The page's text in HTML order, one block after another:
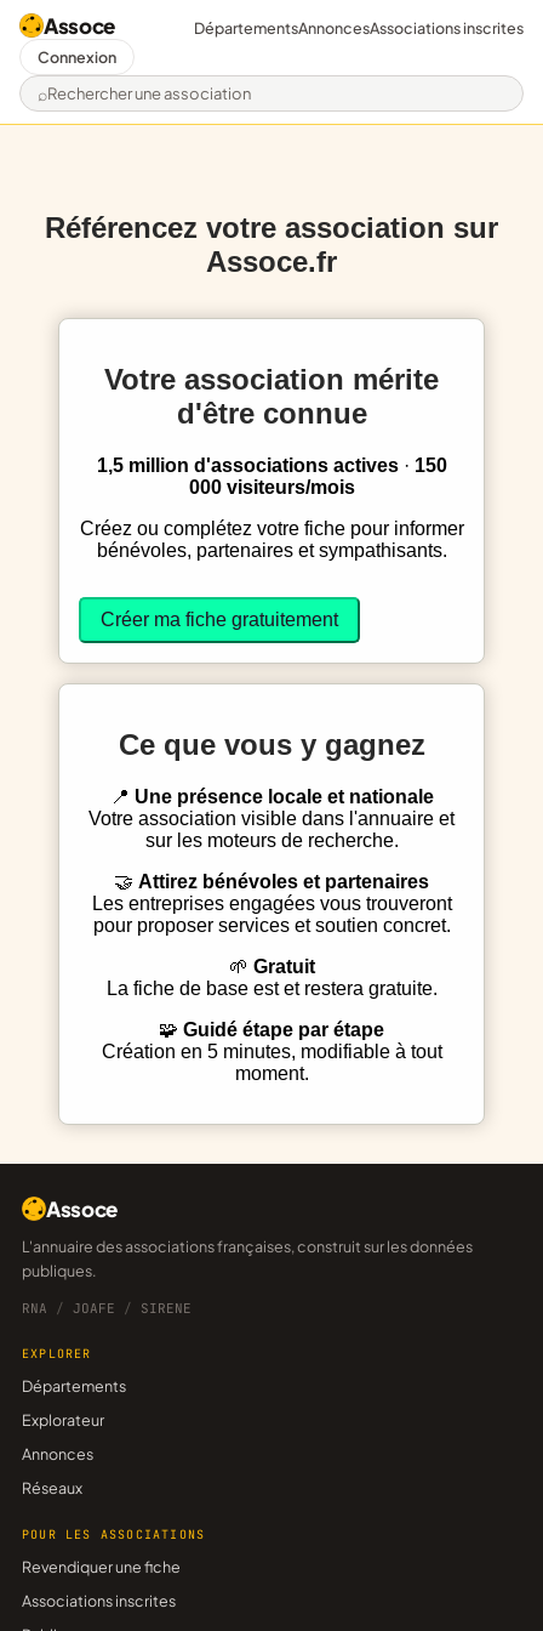
Assoce
Rechercher une association
DépartementsAnnoncesAssociations inscrites
Connexion
Référencez votre association sur
Assoce.fr
Votre association mérite
d'être connue
1,5 million d'associations actives· 150
000 visiteurs/mois
Créez ou complétez votre fiche pour informer
bénévoles, partenaires et sympathisants.
Créer ma fiche gratuitement
Ce que vous y gagnez
Une présence locale et nationale
Votre association visible dans l'annuaire et
sur les moteurs de recherche.
Attirez bénévoles et partenaires
Les entreprises engagées vous trouveront
pour proposer services et soutien concret.
Gratuit
La fiche de base est et restera gratuite.
Guidé étape par étape
Création en 5 minutes, modifiable à tout
moment.
Assoce
L'annuaire des associations françaises, construit sur les données
publiques.
RNA / JOAFE / SIRENE
EXPLORER
Départements
Explorateur
Annonces
Réseaux
POUR LES ASSOCIATIONS
Revendiquer une fiche
Associations inscrites